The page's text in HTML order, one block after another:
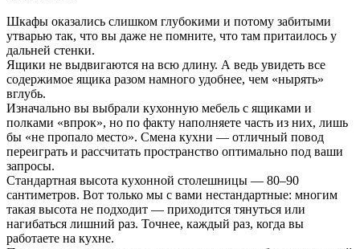
Шкафы оказались слишком глубокими и потому забитыми
утварью так, что вы даже не помните, что там притаилось у
дальней стенки.
Ящики не выдвигаются на всю длину. А ведь увидеть все
содержимое ящика разом намного удобнее, чем «нырять»
вглубь.
Изначально вы выбрали кухонную мебель с ящиками и
полками «впрок», но по факту наполняете часть из них, лишь
бы «не пропало место». Смена кухни — отличный повод
переиграть и рассчитать пространство оптимально под ваши
запросы.
Стандартная высота кухонной столешницы — 80–90
сантиметров. Вот только мы с вами нестандартные: многим
такая высота не подходит — приходится тянуться или
нагибаться лишний раз. Точнее, каждый раз, когда вы
работаете на кухне.